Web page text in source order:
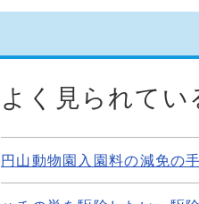
よく見られてい
円山動物園入園料の減免の